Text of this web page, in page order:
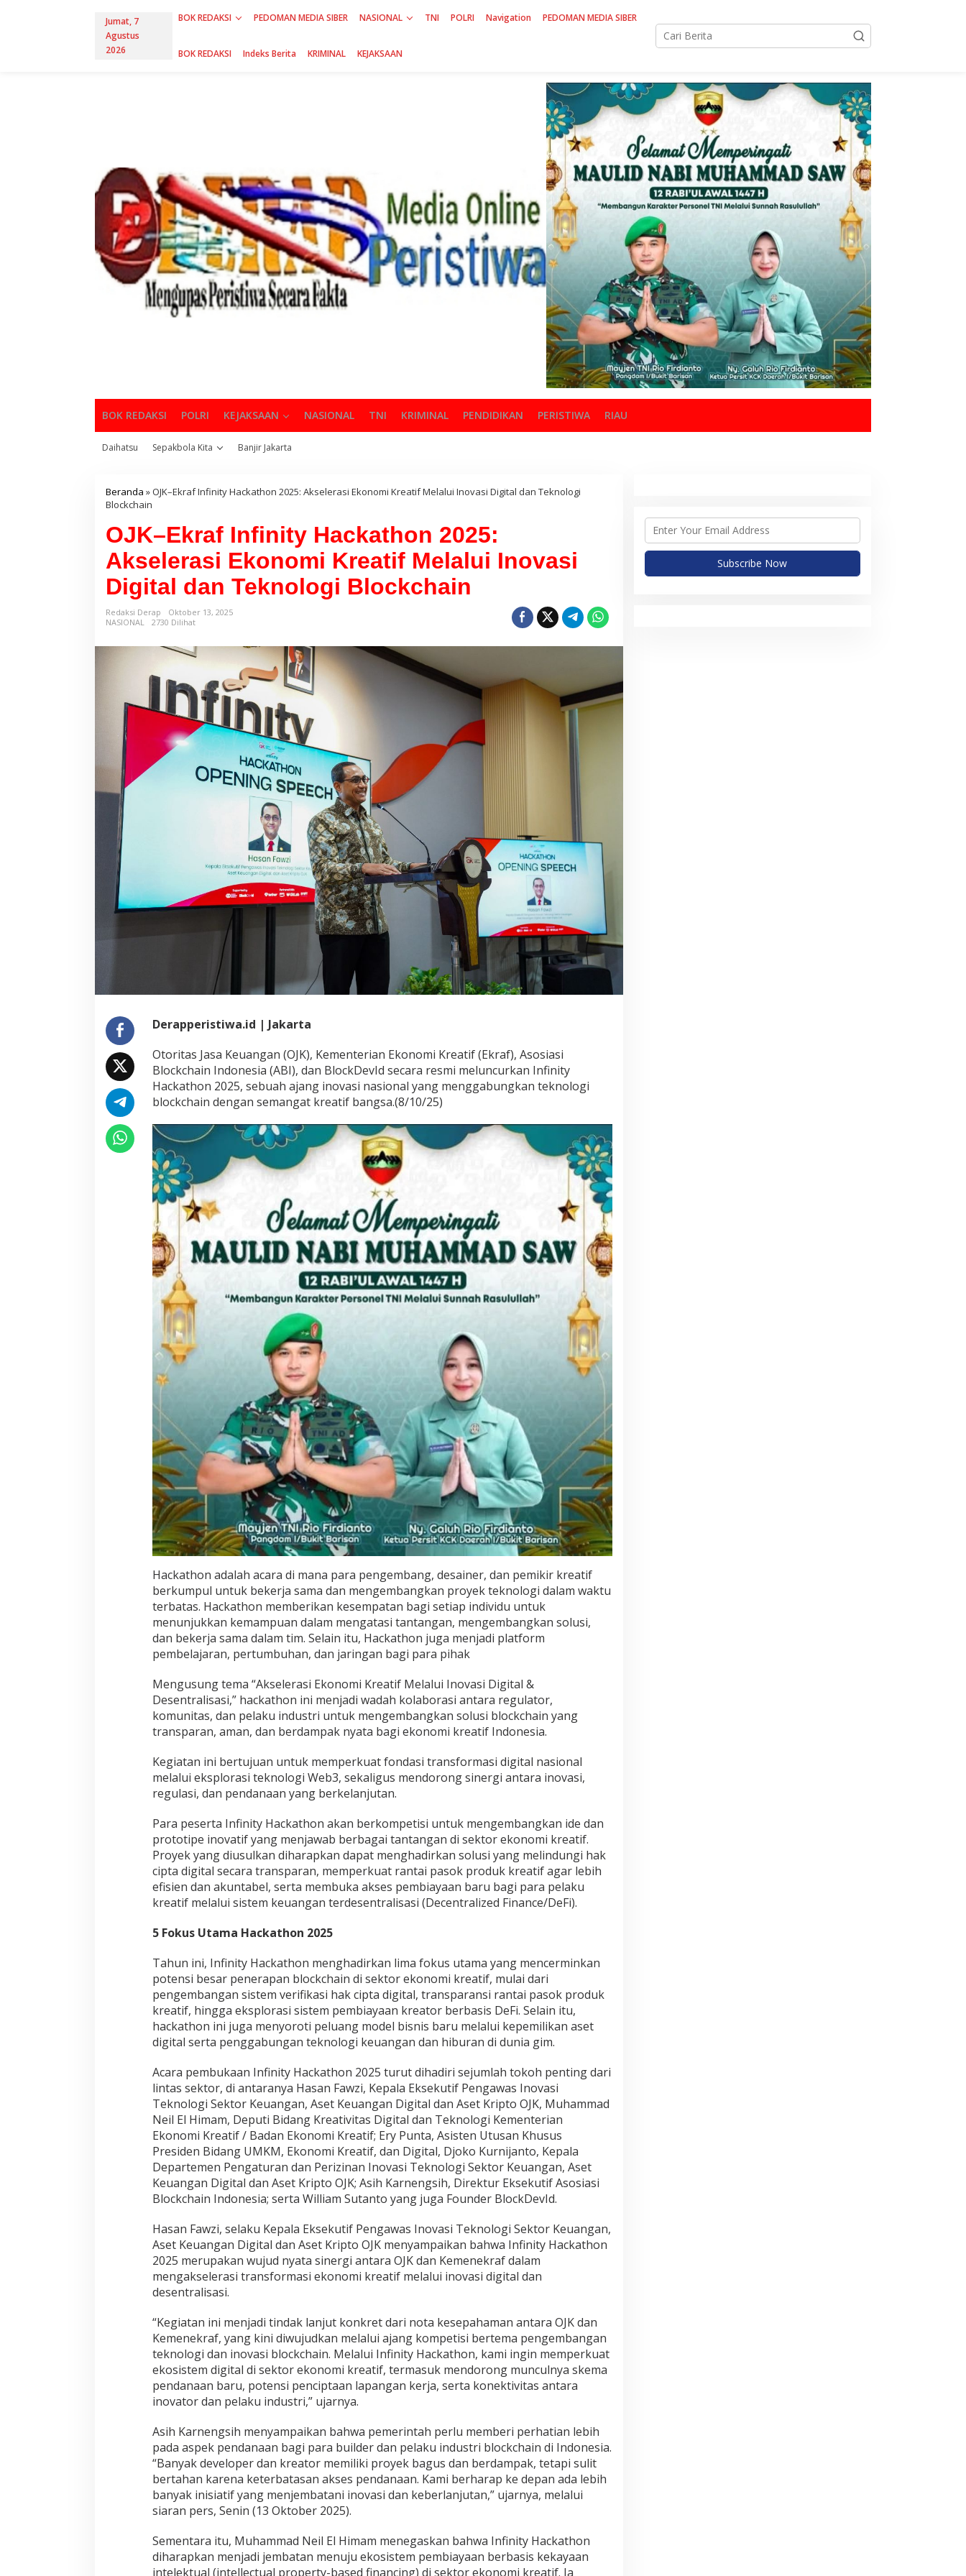
Jumat, 7
Agustus
2026
BOK REDAKSI PEDOMAN MEDIA SIBER NASIONAL TNI POLRI Navigation PEDOMAN MEDIA SIBER
BOK REDAKSI Indeks Berita KRIMINAL KEJAKSAAN
BOK REDAKSI POLRI KEJAKSAAN NASIONAL TNI KRIMINAL PENDIDIKAN PERISTIWA RIAU
Daihatsu Sepakbola Kita Banjir Jakarta
Beranda »OJK–Ekraf Infinity Hackathon 2025: Akselerasi Ekonomi Kreatif Melalui Inovasi Digital dan Teknologi
Blockchain
OJK–Ekraf Infinity Hackathon 2025:
Akselerasi Ekonomi Kreatif Melalui Inovasi
Digital dan Teknologi Blockchain
Redaksi Derap
Oktober 13, 2025
NASIONAL
2730 Dilihat
Derapperistiwa.id | Jakarta
Otoritas Jasa Keuangan (OJK), Kementerian Ekonomi Kreatif (Ekraf), Asosiasi
Blockchain Indonesia (ABI), dan BlockDevId secara resmi meluncurkan Infinity
Hackathon 2025, sebuah ajang inovasi nasional yang menggabungkan teknologi
blockchain dengan semangat kreatif bangsa.(8/10/25)
Hackathon adalah acara di mana para pengembang, desainer, dan pemikir kreatif
berkumpul untuk bekerja sama dan mengembangkan proyek teknologi dalam waktu
terbatas. Hackathon memberikan kesempatan bagi setiap individu untuk
menunjukkan kemampuan dalam mengatasi tantangan, mengembangkan solusi,
dan bekerja sama dalam tim. Selain itu, Hackathon juga menjadi platform
pembelajaran, pertumbuhan, dan jaringan bagi para pihak
Mengusung tema “Akselerasi Ekonomi Kreatif Melalui Inovasi Digital &
Desentralisasi,” hackathon ini menjadi wadah kolaborasi antara regulator,
komunitas, dan pelaku industri untuk mengembangkan solusi blockchain yang
transparan, aman, dan berdampak nyata bagi ekonomi kreatif Indonesia.
Kegiatan ini bertujuan untuk memperkuat fondasi transformasi digital nasional
melalui eksplorasi teknologi Web3, sekaligus mendorong sinergi antara inovasi,
regulasi, dan pendanaan yang berkelanjutan.
Para peserta Infinity Hackathon akan berkompetisi untuk mengembangkan ide dan
prototipe inovatif yang menjawab berbagai tantangan di sektor ekonomi kreatif.
Proyek yang diusulkan diharapkan dapat menghadirkan solusi yang melindungi hak
cipta digital secara transparan, memperkuat rantai pasok produk kreatif agar lebih
efisien dan akuntabel, serta membuka akses pembiayaan baru bagi para pelaku
kreatif melalui sistem keuangan terdesentralisasi (Decentralized Finance/DeFi).
5 Fokus Utama Hackathon 2025
Tahun ini, Infinity Hackathon menghadirkan lima fokus utama yang mencerminkan
potensi besar penerapan blockchain di sektor ekonomi kreatif, mulai dari
pengembangan sistem verifikasi hak cipta digital, transparansi rantai pasok produk
kreatif, hingga eksplorasi sistem pembiayaan kreator berbasis DeFi. Selain itu,
hackathon ini juga menyoroti peluang model bisnis baru melalui kepemilikan aset
digital serta penggabungan teknologi keuangan dan hiburan di dunia gim.
Acara pembukaan Infinity Hackathon 2025 turut dihadiri sejumlah tokoh penting dari
lintas sektor, di antaranya Hasan Fawzi, Kepala Eksekutif Pengawas Inovasi
Teknologi Sektor Keuangan, Aset Keuangan Digital dan Aset Kripto OJK, Muhammad
Neil El Himam, Deputi Bidang Kreativitas Digital dan Teknologi Kementerian
Ekonomi Kreatif / Badan Ekonomi Kreatif; Ery Punta, Asisten Utusan Khusus
Presiden Bidang UMKM, Ekonomi Kreatif, dan Digital, Djoko Kurnijanto, Kepala
Departemen Pengaturan dan Perizinan Inovasi Teknologi Sektor Keuangan, Aset
Keuangan Digital dan Aset Kripto OJK; Asih Karnengsih, Direktur Eksekutif Asosiasi
Blockchain Indonesia; serta William Sutanto yang juga Founder BlockDevId.
Hasan Fawzi, selaku Kepala Eksekutif Pengawas Inovasi Teknologi Sektor Keuangan,
Aset Keuangan Digital dan Aset Kripto OJK menyampaikan bahwa Infinity Hackathon
2025 merupakan wujud nyata sinergi antara OJK dan Kemenekraf dalam
mengakselerasi transformasi ekonomi kreatif melalui inovasi digital dan
desentralisasi.
“Kegiatan ini menjadi tindak lanjut konkret dari nota kesepahaman antara OJK dan
Kemenekraf, yang kini diwujudkan melalui ajang kompetisi bertema pengembangan
teknologi dan inovasi blockchain. Melalui Infinity Hackathon, kami ingin memperkuat
ekosistem digital di sektor ekonomi kreatif, termasuk mendorong munculnya skema
pendanaan baru, potensi penciptaan lapangan kerja, serta konektivitas antara
inovator dan pelaku industri,” ujarnya.
Asih Karnengsih menyampaikan bahwa pemerintah perlu memberi perhatian lebih
pada aspek pendanaan bagi para builder dan pelaku industri blockchain di Indonesia.
“Banyak developer dan kreator memiliki proyek bagus dan berdampak, tetapi sulit
bertahan karena keterbatasan akses pendanaan. Kami berharap ke depan ada lebih
banyak inisiatif yang menjembatani inovasi dan keberlanjutan,” ujarnya, melalui
siaran pers, Senin (13 Oktober 2025).
Sementara itu, Muhammad Neil El Himam menegaskan bahwa Infinity Hackathon
diharapkan menjadi jembatan menuju ekosistem pembiayaan berbasis kekayaan
intelektual (intellectual property-based financing) di sektor ekonomi kreatif. Ia